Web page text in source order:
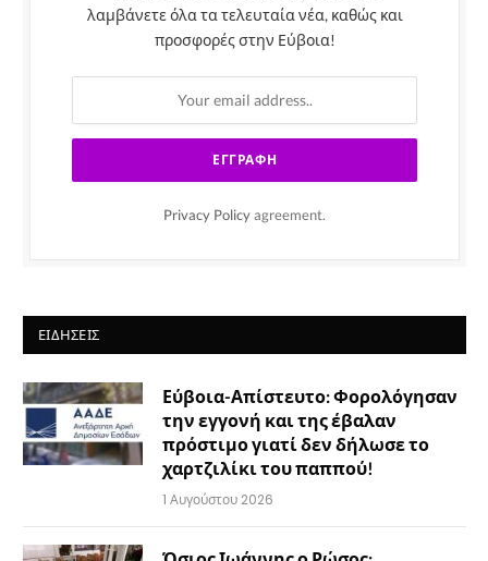
λαμβάνετε όλα τα τελευταία νέα, καθώς και
προσφορές στην Εύβοια!
Privacy Policy agreement.
ΕΙΔΉΣΕΙΣ
Εύβοια-Απίστευτο: Φορολόγησαν
την εγγονή και της έβαλαν
πρόστιμο γιατί δεν δήλωσε το
χαρτζιλίκι του παππού!
1 Αυγούστου 2026